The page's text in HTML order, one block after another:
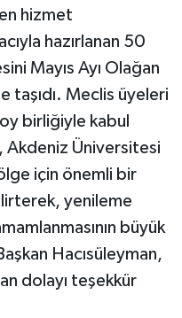
hizmet
hazırlanan 50
Mayıs Ayı Olağan
taşıdı. Meclis üyeleri
birliğiyle kabul
Akdeniz Üniversitesi
için önemli bir
yenileme
büyük
Hacısüleyman,
dolayı teşekkür